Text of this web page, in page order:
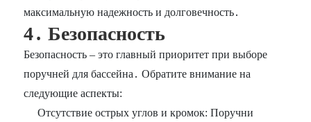
максимальную надежность и долговечность․
4․ Безопасность
Безопасность – это главный приоритет при выборе
поручней для бассейна․ Обратите внимание на
следующие аспекты:
Отсутствие острых углов и кромок: Поручни